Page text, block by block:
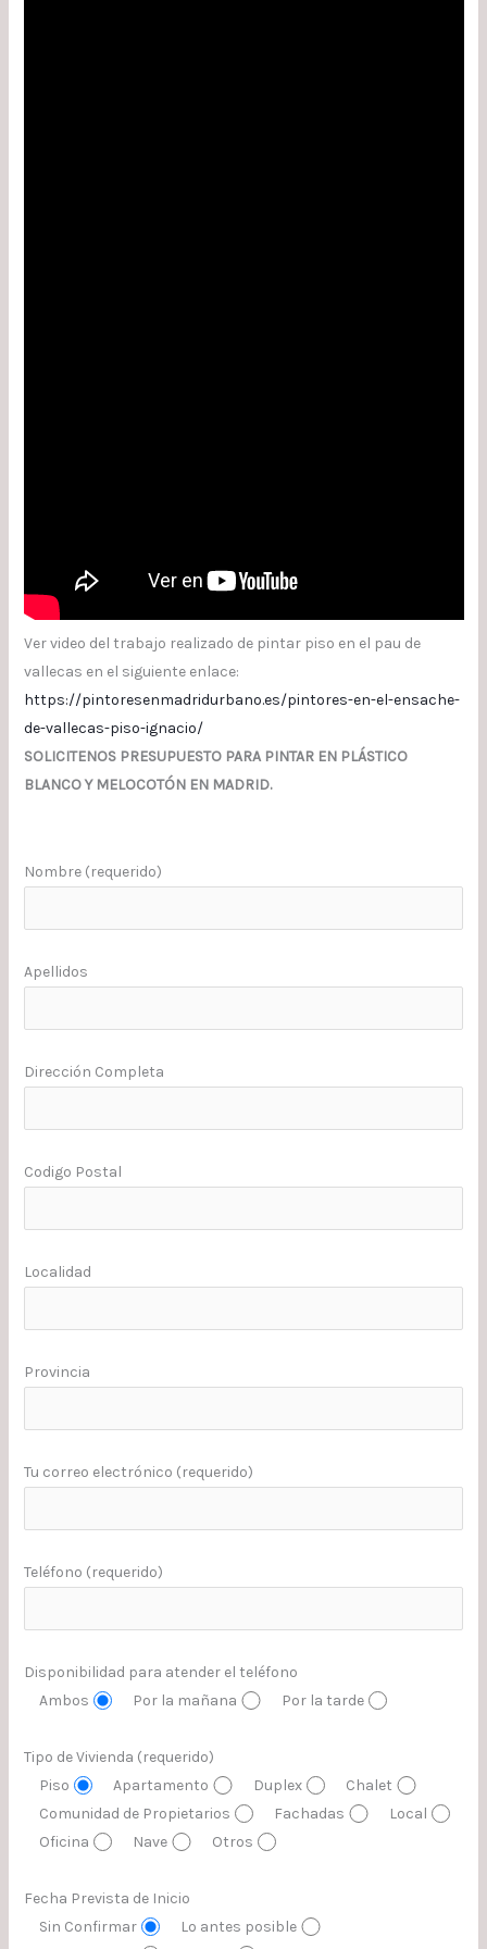
Ver video del trabajo realizado de pintar piso en el pau de
vallecas en el siguiente enlace:
https://pintoresenmadridurbano.es/pintores-en-el-ensache-
de-vallecas-piso-ignacio/
SOLICITENOS PRESUPUESTO PARA PINTAR EN PLÁSTICO
BLANCO Y MELOCOTÓN EN MADRID.
Nombre (requerido)
Apellidos
Dirección Completa
Codigo Postal
Localidad
Provincia
Tu correo electrónico (requerido)
Teléfono (requerido)
Disponibilidad para atender el teléfono
Ambos
Por la mañana Por la tarde
Tipo de Vivienda (requerido)
Piso
Apartamento Duplex
Chalet
Comunidad de Propietarios
Fachadas
Local
Oficina
Nave Otros
Fecha Prevista de Inicio
Sin Confirmar
Lo antes posible